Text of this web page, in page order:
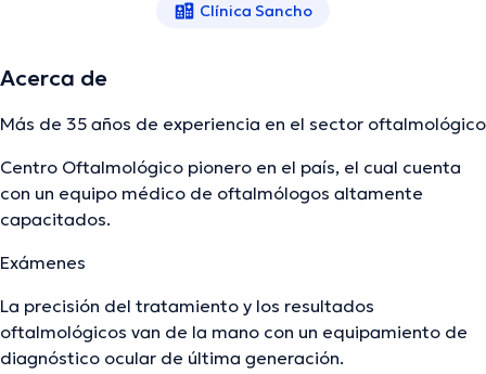
Clínica Sancho
Acerca de
Más de 35 años de experiencia en el sector oftalmológico
Centro Oftalmológico pionero en el país, el cual cuenta
con un equipo médico de oftalmólogos altamente
capacitados.
Exámenes
La precisión del tratamiento y los resultados
oftalmológicos van de la mano con un equipamiento de
diagnóstico ocular de última generación.